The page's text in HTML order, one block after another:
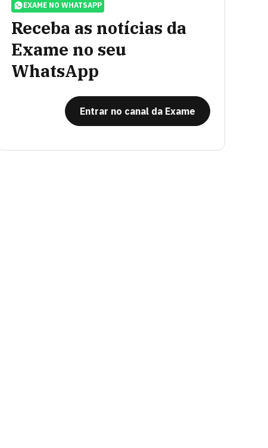
EXAME NO WHATSAPP
Receba as notícias da
Exame no seu
WhatsApp
Entrar no canal da Exame